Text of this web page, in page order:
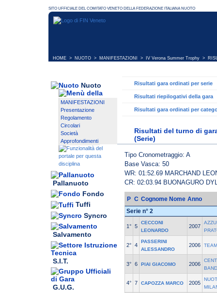
HOME > NUOTO > MANIFESTAZIONI > IV Verona Summer Trophy >
Nuoto
MANIFESTAZIONI
Presentazione
Regolamento
Circolari
Società
Approfondimenti
Pallanuoto
Fondo
Tuffi
Syncro
Salvamento
S.I.T.
G.U.G.
Risultati gara ordinati per serie
Risultati riepilogativi della gara
Risultati gara ordinati per
Risultati del turno di
(Serie)
Tipo Cronometraggio: A
Base Vasca: 50
WR: 01:52.69 MARCHAND
CR: 02:03.94 BUONAGURO
P C Cognome Nome Anno
Serie n° 2
1° 5
CECCONI
LEONARDO
2007
2° 4
PASSERINI
ALESSANDRO
2006
3° 6 PIAI GIACOMO 2006
4° 7 CAPOZZA MARCO 2005